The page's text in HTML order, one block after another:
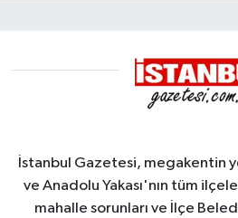
İstanbul Gazetesi, megakentin
ve Anadolu Yakası'nın tüm
mahalle sorunları ve İlçe